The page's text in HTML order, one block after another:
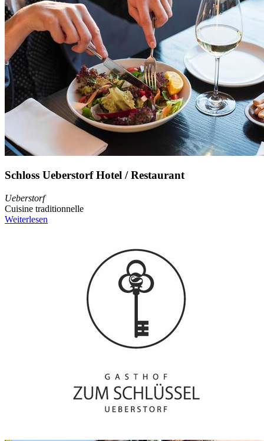
Schloss Ueberstorf Hotel / Restaurant
Ueberstorf
Cuisine traditionnelle
Weiterlesen